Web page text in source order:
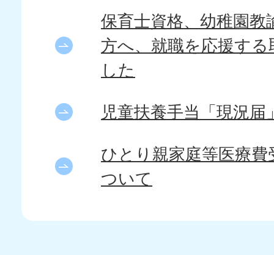
保育士資格、幼稚園
方へ、就職を応援す
した
児童扶養手当「現況
ひとり親家庭等医療
ついて